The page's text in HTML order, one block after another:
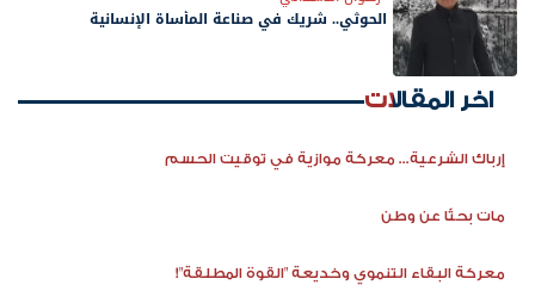
الحوثي.. شريك في صناعة المأساة الإنسانية
اخر المقالات
إرباك الشرعية... معركة موازية في توقيت الحسم
مات بحثًا عن وطن
معركة البقاء التنموي وخديعة "القوة المطلقة"!